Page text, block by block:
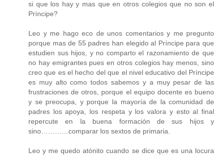
si que los hay y mas que en otros colegios que no son el
Príncipe?
Leo y me hago eco de unos comentarios y me pregunto
porque mas de 55 padres han elegido al Príncipe para que
estudien sus hijos, y no comparto el razonamiento de que
no hay emigrantes pues en otros colegios hay menos, sino
creo que es el hecho del que el nivel educativo del Príncipe
es muy alto como todos sabemos y a muy pesar de las
frustraciones de otros, porque el equipo docente es bueno
y se preocupa, y porque la mayoría de la comunidad de
padres los apoya, los respeta y los valora y esto al final
repercute en la buena formación de sus hijos y
sino…………comparar los sextos de primaria.
Leo y me quedo atónito cuando se dice que es una locura